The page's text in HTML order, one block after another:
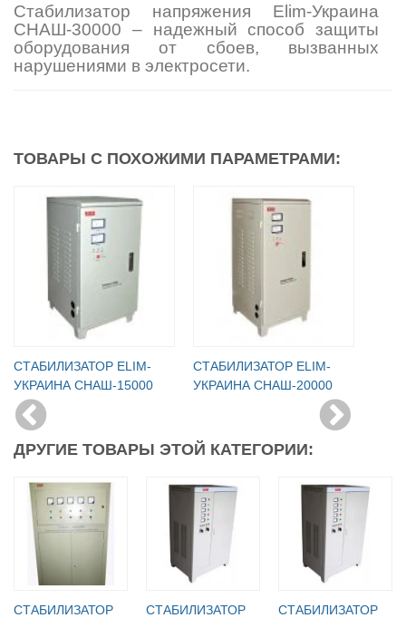
Стабилизатор напряжения Elim-Украина
СНАШ-30000 – надежный способ защиты
оборудования от сбоев, вызванных
нарушениями в электросети.
ТОВАРЫ С ПОХОЖИМИ ПАРАМЕТРАМИ:
СТАБИЛИЗАТОР ELIM-
УКРАИНА СНАШ-15000
СТАБИЛИЗАТОР ELIM-
УКРАИНА СНАШ-20000
ДРУГИЕ ТОВАРЫ ЭТОЙ КАТЕГОРИИ:
СТАБИЛИЗАТОР
СТАБИЛИЗАТОР
СТАБИЛИЗАТОР